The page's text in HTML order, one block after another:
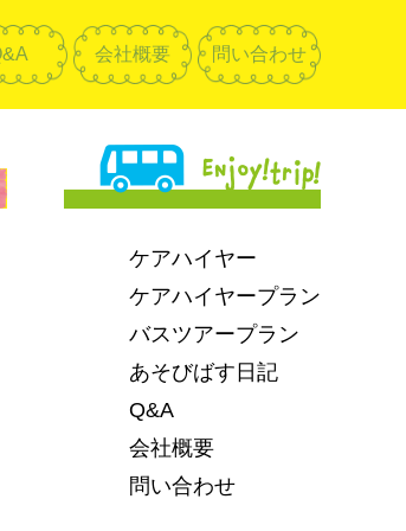
会社概要 問い合わせ
ケアハイヤー
ケアハイヤープラン
バスツアープラン
あそびばす日記
Q&A
会社概要
問い合わせ